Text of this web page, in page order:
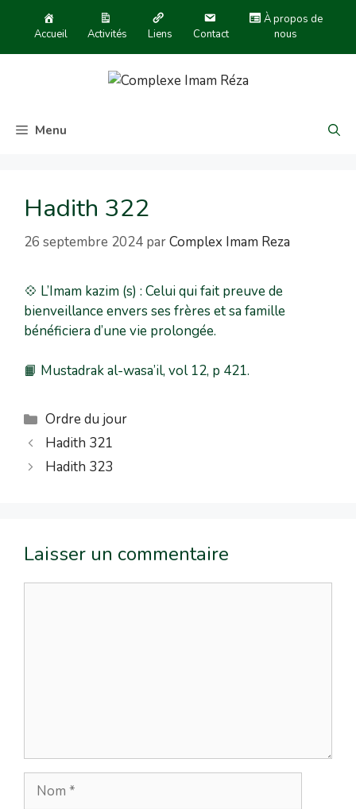
Accueil Activités Liens Contact
À propos de
nous
Menu
Hadith 322
26 septembre 2024 parComplex Imam Reza
💠 L’Imam kazim (s) : Celui qui fait preuve de
bienveillance envers ses frères et sa famille
bénéficiera d’une vie prolongée.
📙 Mustadrak al-wasa’il, vol 12, p 421.
Ordre du jour
Hadith 321
Hadith 323
Laisser un commentaire